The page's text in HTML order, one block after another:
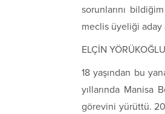
sorunlarını
meclis üyeliği aday
ELÇİN
18 yaşından bu
yıllarında Manisa
görevini yürüttü.